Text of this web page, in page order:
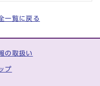
一覧に戻る
の取扱い
プ